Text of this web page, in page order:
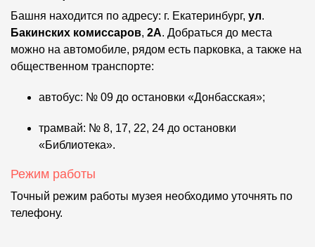
Башня находится по адресу: г. Екатеринбург, ул.
Бакинских комиссаров, 2А. Добраться до места
можно на автомобиле, рядом есть парковка, а также на
общественном транспорте:
автобус: № 09 до остановки «Донбасская»;
трамвай: № 8, 17, 22, 24 до остановки
«Библиотека».
Режим работы
Точный режим работы музея необходимо уточнять по
телефону.